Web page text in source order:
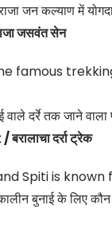
जन कल्याण में
जसवंत सेन
famous
दर्रे तक जाने वाला
दर्रा ट्रेक
Spiti is
बुनाई के लिए